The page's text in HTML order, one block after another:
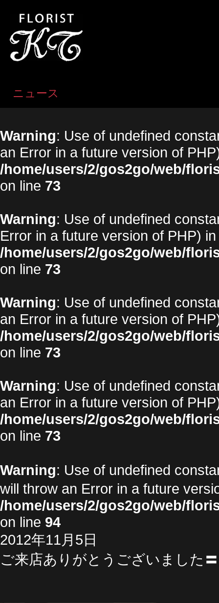
ニュース
Warning: Use of undefined
an Error in a future version of
/home/users/2/gos2go/web/
on line 73
Warning: Use of undefined
Error in a future version of PHP) in
/home/users/2/gos2go/web/
on line 73
Warning: Use of undefined
an Error in a future version of
/home/users/2/gos2go/web/
on line 73
Warning: Use of undefined
an Error in a future version of
/home/users/2/gos2go/web/
on line 73
Warning: Use of undefined
will throw an Error in a future
/home/users/2/gos2go/web/
on line 94
2012年11月5日
ご来店ありがとうございました